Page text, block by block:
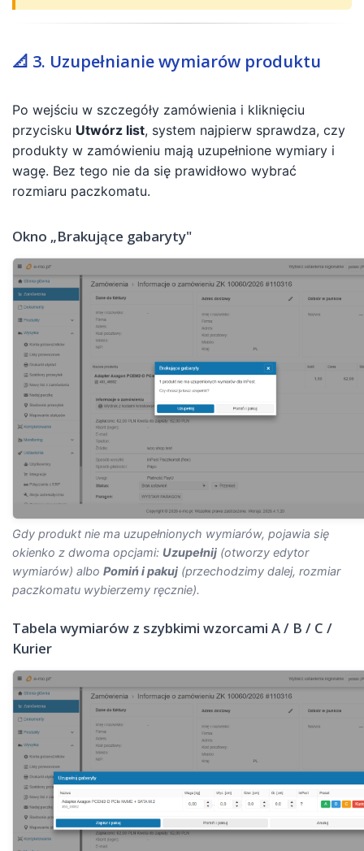
📐 3. Uzupełnianie wymiarów produktu
Po wejściu w szczegóły zamówienia i kliknięciu
przycisku Utwórz list, system najpierw sprawdza, czy
produkty w zamówieniu mają uzupełnione wymiary i
wagę. Bez tego nie da się prawidłowo wybrać
rozmiaru paczkomatu.
Okno „Brakujące gabaryty"
Gdy produkt nie ma uzupełnionych wymiarów, pojawia się
okienko z dwoma opcjami: Uzupełnij (otworzy edytor
wymiarów) albo Pomiń i pakuj (przechodzimy dalej, rozmiar
paczkomatu wybierzemy ręcznie).
Tabela wymiarów z szybkimi wzorcami A / B / C /
Kurier